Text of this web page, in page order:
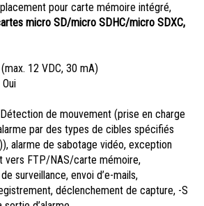
pour carte mémoire intégré,
micro SD/micro SDHC/micro SDXC,
12 VDC, 30 mA)
de mouvement (prise en charge
par des types de cibles spécifiés
alarme de sabotage vidéo, exception
vers FTP/NAS/carte mémoire,
surveillance, envoi d’e-mails,
déclenchement de capture, -S